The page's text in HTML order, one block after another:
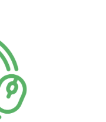
國102年修正公告
區，保育龍蝦、九
為海岸低潮線往外
龍蝦、九孔，但東
人員說，早年被捕
龐大可超過30公
眾為生計不惜違法